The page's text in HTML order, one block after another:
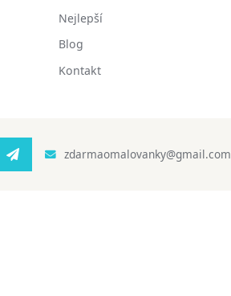
Nejlepší
Blog
Kontakt
zdarmaomalovanky@gmail.com